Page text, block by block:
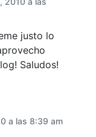
justo lo
Saludos!
a las 8:39 am